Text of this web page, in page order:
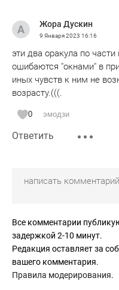
Жора Дускин
9 Января 2023 16:16
эти два оракула по
ошибаются "окнами" в
иных чувств к ним не
возрасту.(((.
0 эмодзи
Ответить
Все комментарии
задержкой 2-10 минут.
Редакция оставляет за
вашего комментария.
Правила модерирования.